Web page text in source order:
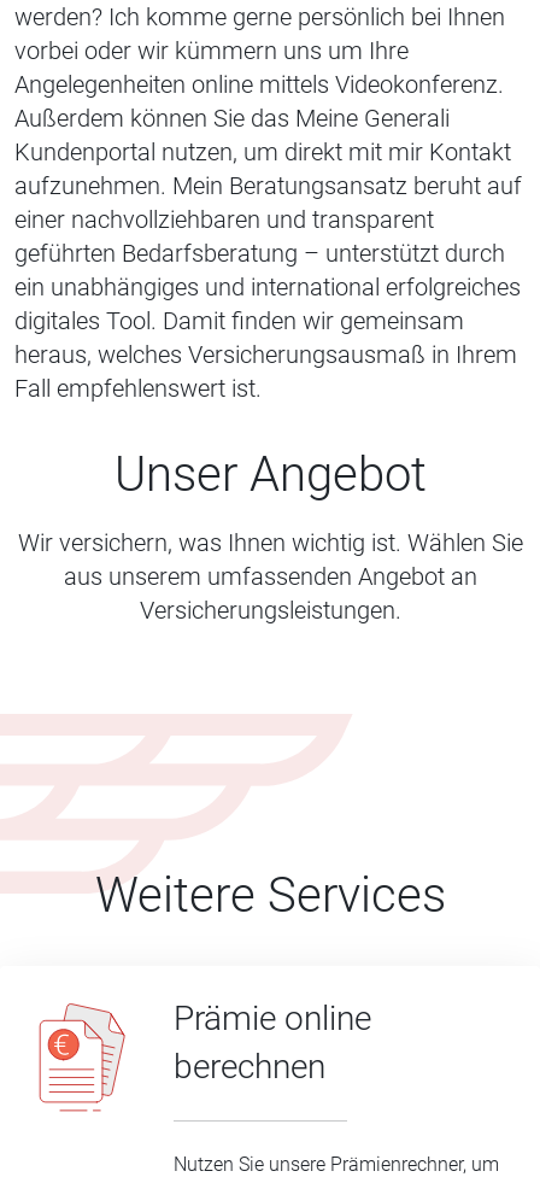
werden? Ich komme gerne persönlich bei Ihnen
vorbei oder wir kümmern uns um Ihre
Angelegenheiten online mittels Videokonferenz.
Außerdem können Sie das Meine Generali
Kundenportal nutzen, um direkt mit mir Kontakt
aufzunehmen. Mein Beratungsansatz beruht auf
einer nachvollziehbaren und transparent
geführten Bedarfsberatung – unterstützt durch
ein unabhängiges und international erfolgreiches
digitales Tool. Damit finden wir gemeinsam
heraus, welches Versicherungsausmaß in Ihrem
Fall empfehlenswert ist.
Unser Angebot
Wir versichern, was Ihnen wichtig ist. Wählen Sie
aus unserem umfassenden Angebot an
Versicherungsleistungen.
Weitere Services
Prämie online
berechnen
Nutzen Sie unsere Prämienrechner, um